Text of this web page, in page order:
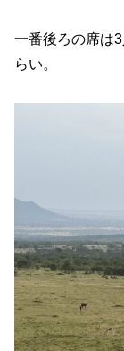
一番後ろの席は
らい。